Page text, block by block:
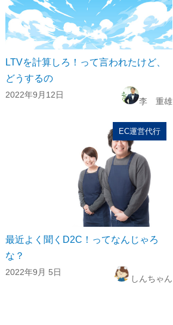
LTVを計算しろ！って言われたけど、
どうするの
2022年9月12日
李 重雄
EC運営代行
最近よく聞くD2C！ってなんじゃろ
な？
2022年9月 5日
しんちゃん